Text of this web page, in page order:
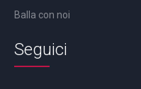
Balla con noi
Seguici